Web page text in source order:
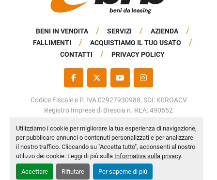
Utilizziamo i cookie per migliorare la tua esperienza di navigazione,
per pubblicare annunci o contenuti personalizzati e per analizzare
il nostro traffico. Cliccando su "Accetta tutto", acconsenti al nostro
utilizzo dei cookie. Leggi di più sulla Informativa sulla privacy.
Accettare Rifiutare Per saperne di più
BENI IN VENDITA SERVIZI
AZIENDA
FALLIMENTI
ACQUISTIAMO IL TUO USATO
CONTATTI
PRIVACY POLICY
FACEBOOKTWITTERYOUTUBEINSTAGRAM
Codice Fiscale e P. IVA 02927930988, SDI: K0ROACV
Registro Imprese di Brescia n. REA: 490652
Personalizza le preferenze sui Cookies
Machinio Systemsito web diMachinio